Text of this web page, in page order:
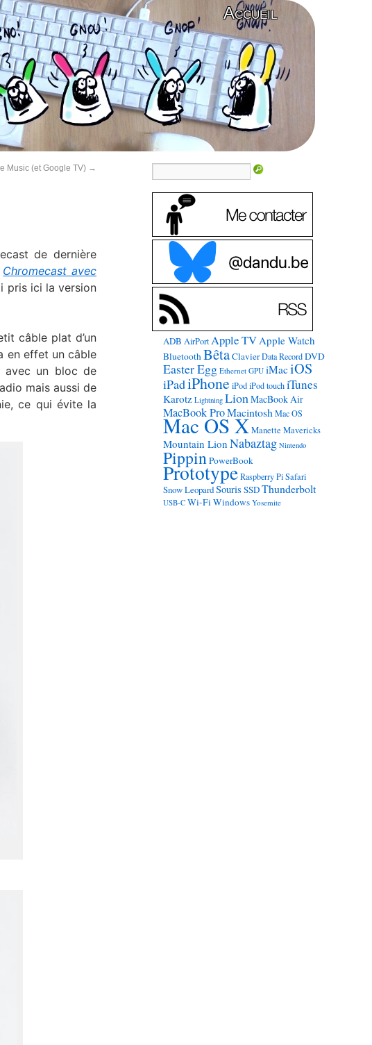
Accueil
Music (et Google TV) →
de dernière
Chromecast avec
pris ici la version
câble plat d’un
en effet un câble
avec un bloc de
mais aussi de
ce qui évite la
ADB AirPort Apple TVApple Watch
BluetoothBêtaClavier Data Record DVD
Easter Egg Ethernet GPU iMaciOS
iPadiPhone iPod iPod touch iTunes
Karotz Lightning LionMacBook Air
MacBook ProMacintosh Mac OS
Mac OS X Manette Mavericks
Mountain Lion Nabaztag Nintendo
PippinPowerBook
Prototype Raspberry Pi Safari
Snow LeopardSouris SSDThunderbolt
USB-C Wi-FiWindows Yosemite